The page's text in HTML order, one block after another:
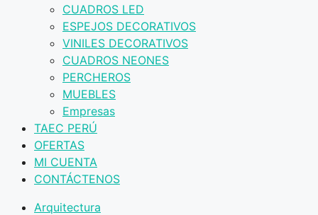
CUADROS LED
ESPEJOS DECORATIVOS
VINILES DECORATIVOS
CUADROS NEONES
PERCHEROS
MUEBLES
Empresas
TAEC PERÚ
OFERTAS
MI CUENTA
CONTÁCTENOS
Arquitectura